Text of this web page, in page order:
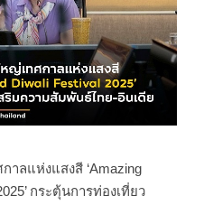
ลแห่งแสงสี ‘Amazing
กระตุ้นการท่องเที่ยว